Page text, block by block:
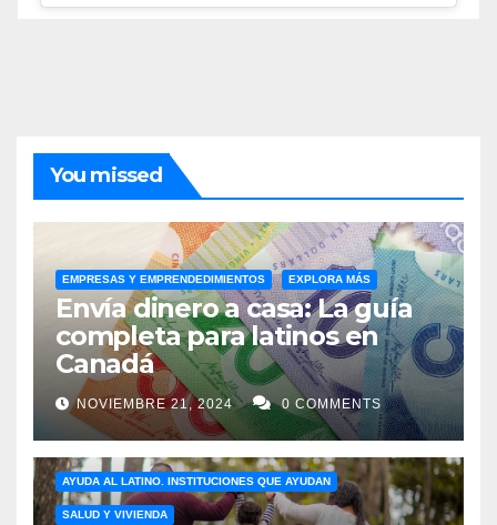
You missed
EMPRESAS Y EMPRENDEDIMIENTOS EXPLORA MÁS
Envía dinero a casa: La guía
completa para latinos en
Canadá
NOVIEMBRE 21, 2024 0 COMMENTS
AYUDA AL LATINO. INSTITUCIONES QUE AYUDAN
SALUD Y VIVIENDA